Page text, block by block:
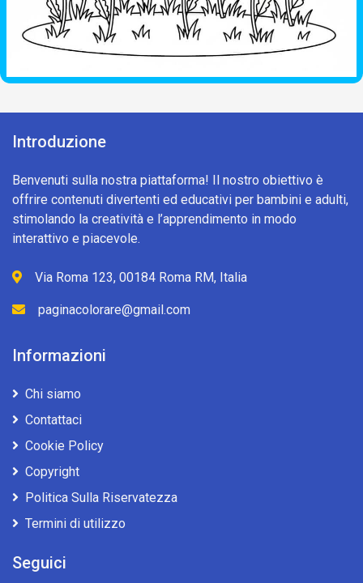
Introduzione
Benvenuti sulla nostra piattaforma! Il nostro obiettivo è
offrire contenuti divertenti ed educativi per bambini e adulti,
stimolando la creatività e l’apprendimento in modo
interattivo e piacevole.
Via Roma 123, 00184 Roma RM, Italia
paginacolorare@gmail.com
Informazioni
Chi siamo
Contattaci
Cookie Policy
Copyright
Politica Sulla Riservatezza
Termini di utilizzo
Seguici